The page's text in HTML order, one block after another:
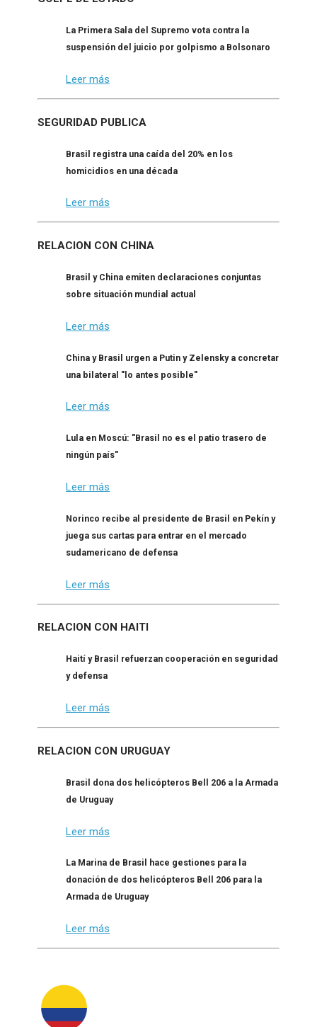
La Primera Sala del Supremo vota contra la
suspensión del juicio por golpismo a Bolsonaro
Leer más
SEGURIDAD PUBLICA
Brasil registra una caída del 20% en los
homicidios en una década
Leer más
RELACION CON CHINA
Brasil y China emiten declaraciones conjuntas
sobre situación mundial actual
Leer más
China y Brasil urgen a Putin y Zelensky a concretar
una bilateral "lo antes posible"
Leer más
Lula en Moscú: "Brasil no es el patio trasero de
ningún país"
Leer más
Norinco recibe al presidente de Brasil en Pekín y
juega sus cartas para entrar en el mercado
sudamericano de defensa
Leer más
RELACION CON HAITI
Haití y Brasil refuerzan cooperación en seguridad
y defensa
Leer más
RELACION CON URUGUAY
Brasil dona dos helicópteros Bell 206 a la Armada
de Uruguay
Leer más
La Marina de Brasil hace gestiones para la
donación de dos helicópteros Bell 206 para la
Armada de Uruguay
Leer más